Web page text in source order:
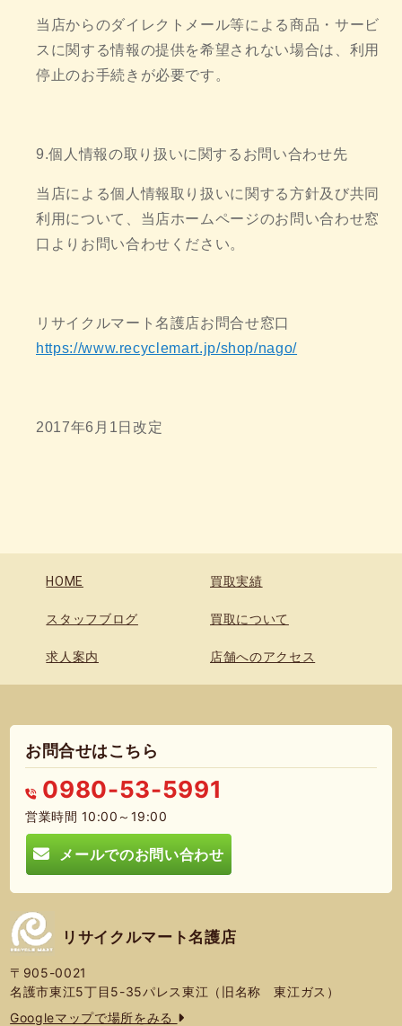
当店からのダイレクトメール等による商品・サービ
スに関する情報の提供を希望されない場合は、利用
停止のお手続きが必要です。
9.個人情報の取り扱いに関するお問い合わせ先
当店による個人情報取り扱いに関する方針及び共同
利用について、当店ホームページのお問い合わせ窓
口よりお問い合わせください。
リサイクルマート名護店お問合せ窓口
https://www.recyclemart.jp/shop/nago/
2017年6月1日改定
HOME 買取実績
スタッフブログ 買取について
求人案内 店舗へのアクセス
お問合せはこちら
0980-53-5991
営業時間 10:00～19:00
メールでのお問い合わせ
リサイクルマート名護店
〒905-0021
名護市東江5丁目5-35パレス東江（旧名称 東江ガス）
Googleマップで場所をみる